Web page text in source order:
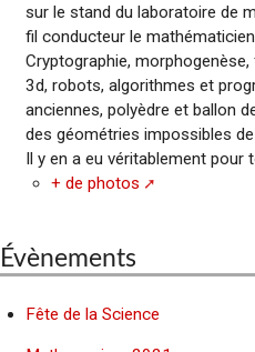
sur le stand du laboratoire de
fil conducteur le
Cryptographie,
3d, robots, algorithmes et
anciennes, polyèdre et ballon
des géométries impossibles de
Il y en a eu véritablement
+ de photos
Évènements
Fête de la Science